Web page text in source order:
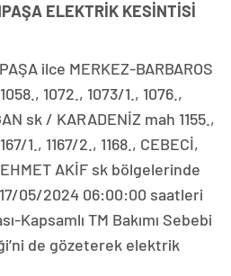
ELEKTRİK KESİNTİSİ
ilce MERKEZ-BARBAROS
1072., 1073/1., 1076.,
sk / KARADENİZ mah 1155.,
1., 1167/2., 1168., CEBECİ,
AKİF sk bölgelerinde
05/2024 06:00:00 saatleri
Kapsamlı TM Bakımı Sebebi
de gözeterek elektrik